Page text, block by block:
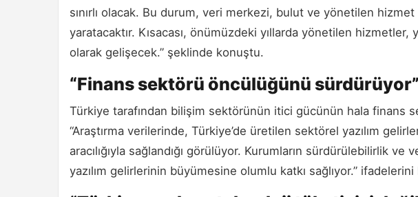
sınırlı olacak. Bu durum, veri merkezi, bulut ve yönetilen hizmet
yaratacaktır. Kısacası, önümüzdeki yıllarda yönetilen
olarak gelişecek.” şeklinde konuştu.
“Finans sektörü öncülüğünü sürdürüyor”
Türkiye tarafından bilişim sektörünün itici gücünün hala finans
“Araştırma verilerinde, Türkiye’de üretilen sektörel yazılım
aracılığıyla sağlandığı görülüyor. Kurumların sürdürülebilirlik
yazılım gelirlerinin büyümesine olumlu katkı sağlıyor.” ifadelerini